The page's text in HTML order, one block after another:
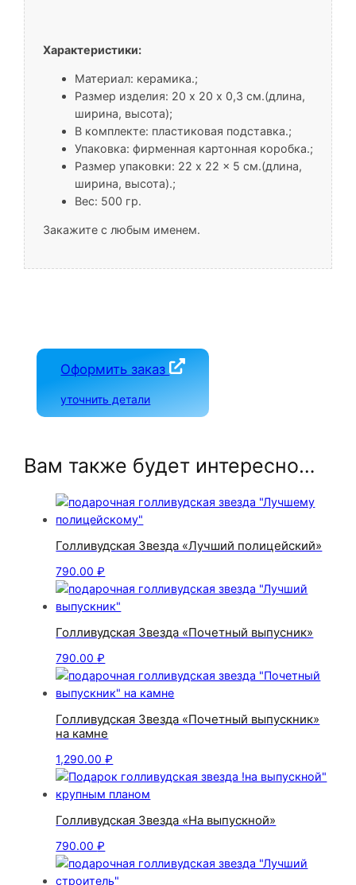
Характеристики:
Материал: керамика.;
Размер изделия: 20 х 20 x 0,3 см.(длина,
ширина, высота);
В комплекте: пластиковая подставка.;
Упаковка: фирменная картонная коробка.;
Размер упаковки: 22 x 22 x 5 см.(длина,
ширина, высота).;
Вес: 500 гр.
Закажите с любым именем.
Оформить заказ
уточнить детали
Вам также будет интересно…
Голливудская Звезда «Лучший полицейский»
790.00₽
Голливудская Звезда «Почетный выпусник»
790.00₽
Голливудская Звезда «Почетный выпускник»
на камне
1,290.00₽
Голливудская Звезда «На выпускной»
790.00₽